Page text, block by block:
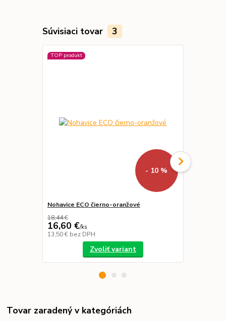
Súvisiaci tovar 3
TOP produkt
- 10 %
Nohavice ECO čierno-oranžové
18,44 €
16,60 €/ks
13,50 € bez DPH
Zvoliť variant
Tovar zaradený v kategóriách